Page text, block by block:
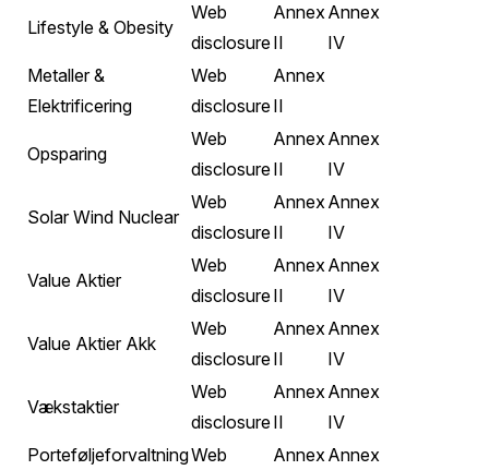
Lifestyle & Obesity
Web
disclosure
Annex
II
Annex
IV
Metaller &
Elektrificering
Web
disclosure
Annex
II
Opsparing
Web
disclosure
Annex
II
Annex
IV
Solar Wind Nuclear
Web
disclosure
Annex
II
Annex
IV
Value Aktier
Web
disclosure
Annex
II
Annex
IV
Value Aktier Akk
Web
disclosure
Annex
II
Annex
IV
Vækstaktier
Web
disclosure
Annex
II
Annex
IV
PorteføljeforvaltningWeb
AnnexAnnex